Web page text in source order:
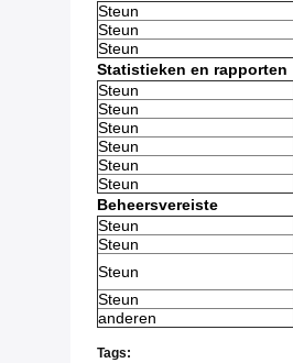
Steun
Steun
Steun
Statistieken en rapporten
Steun
Steun
Steun
Steun
Steun
Steun
Beheersvereiste
Steun
Steun
Steun
Steun
anderen
Tags: